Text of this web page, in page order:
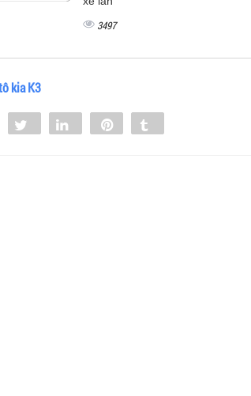
3497
kia K3
Share Tweet Share